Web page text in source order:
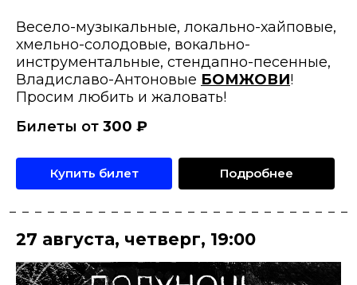
Весело-музыкальные, локально-хайповые,
хмельно-солодовые, вокально-
инструментальные, стендапно-песенные,
Владиславо-Антоновые БОМЖОВИ!
Просим любить и жаловать!
Билеты от 300 ₽
Купить билет Подробнее
27 августа, четверг, 19:00